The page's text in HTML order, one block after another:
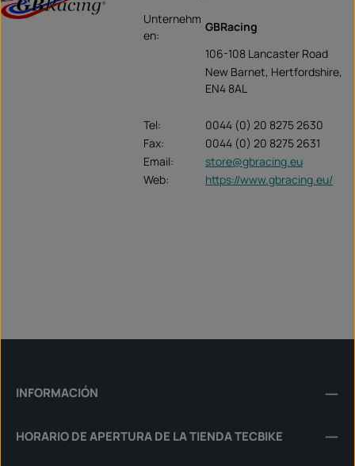
Unternehm
en:
GBRacing
106-108 Lancaster Road
New Barnet, Hertfordshire,
EN4 8AL
Tel:
0044 (0) 20 8275 2630
Fax:
0044 (0) 20 8275 2631
Email:
store@gbracing.eu
Web:
https://www.gbracing.eu/
INFORMACIÓN
HORARIO DE APERTURA DE LA TIENDA TECBIKE